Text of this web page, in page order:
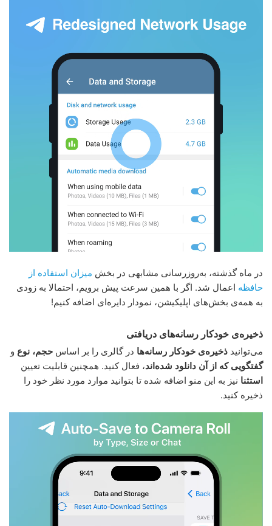
در ماه گذشته، به‌روزرسانی مشابهی در بخش میزان استفاده از
حافظه اعمال شد. اگر با همین سرعت پیش برویم، احتمالا به زودی
به همه‌ی بخش‌های اپلیکیشن، نمودار دایره‌ای اضافه کنیم!
ذخیره‌ی خودکار رسانه‌های دریافتی
می‌توانید ذخیره‌ی خودکار رسانه‌ها در گالری را بر اساس حجم، نوع و
گفتگویی که از آن دانلود شده‌اند، فعال کنید. همچنین قابلیت تعیین
استثنا نیز به این منو اضافه شده تا بتوانید موارد مورد نظر خود را
ذخیره کنید.